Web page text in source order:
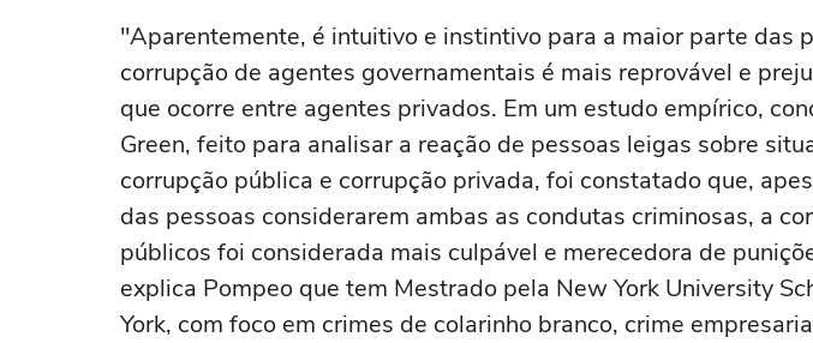
"Aparentemente, é intuitivo e instintivo para a maior parte das
corrupção de agentes governamentais é mais reprovável e
que ocorre entre agentes privados. Em um estudo empírico,
Green, feito para analisar a reação de pessoas leigas sobre
corrupção pública e corrupção privada, foi constatado que,
das pessoas considerarem ambas as condutas criminosas, a
públicos foi considerada mais culpável e merecedora de
explica Pompeo que tem Mestrado pela New York University
York, com foco em crimes de colarinho branco, crime